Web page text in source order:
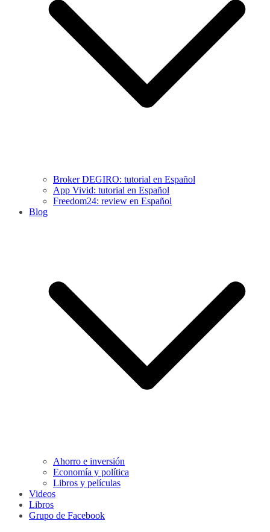
Broker DEGIRO: tutorial en Español
App Vivid: tutorial en Español
Freedom24: review en Español
Blog
Ahorro e inversión
Economía y política
Libros y películas
Videos
Libros
Grupo de Facebook